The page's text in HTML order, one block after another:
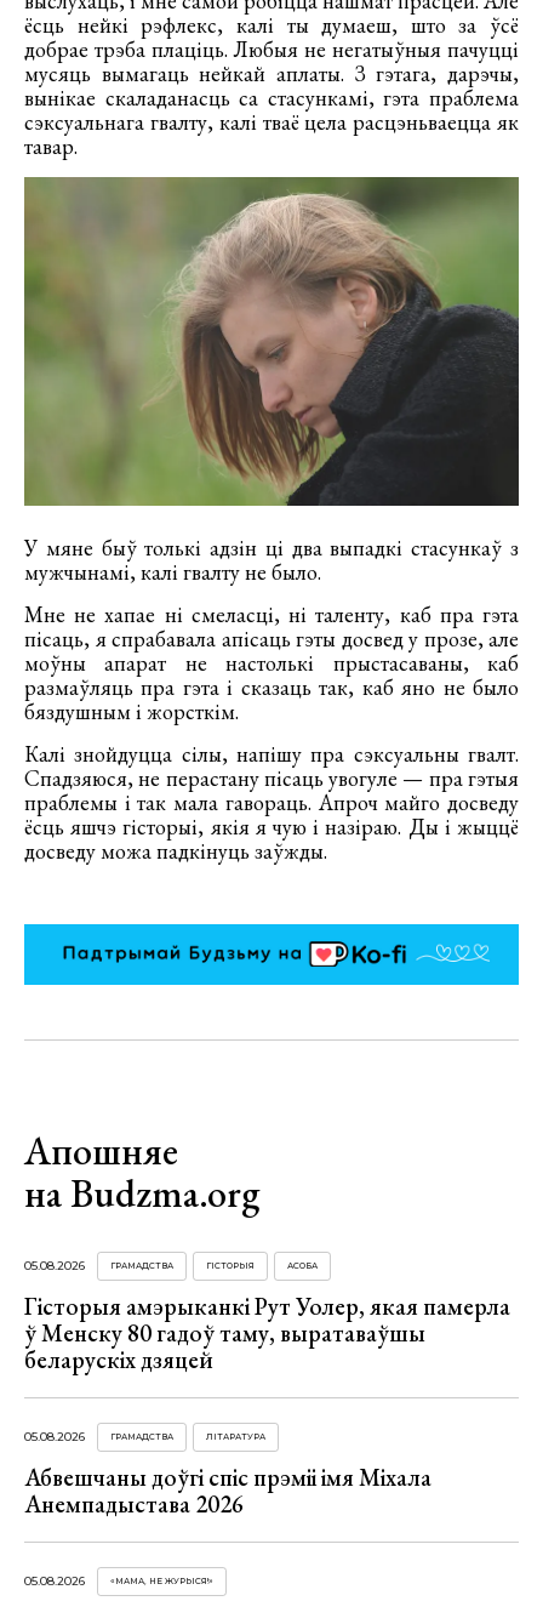
ёсць нейкі рэфлекс, калі ты думаеш, што за ўсё
добрае трэба плаціць. Любыя не негатыўныя пачуцці
мусяць вымагаць нейкай аплаты. З гэтага, дарэчы,
вынікае скаладанасць са стасункамі, гэта праблема
сэксуальнага гвалту, калі тваё цела расцэньваецца як
тавар.
У мяне быў толькі адзін ці два выпадкі стасункаў з
мужчынамі, калі гвалту не было.
Мне не хапае ні смеласці, ні таленту, каб пра гэта
пісаць, я спрабавала апісаць гэты досвед у прозе, але
моўны апарат не настолькі прыстасаваны, каб
размаўляць пра гэта і сказаць так, каб яно не было
бяздушным і жорсткім.
Калі знойдуцца сілы, напішу пра сэксуальны гвалт.
Спадзяюся, не перастану пісаць увогуле — пра гэтыя
праблемы і так мала гавораць. Апроч майго досведу
ёсць яшчэ гісторыі, якія я чую і назіраю. Ды і жыццё
досведу можа падкінуць заўжды.
Апошняе
на Budzma.org
05.08.2026 ГРАМАДСТВА ГІСТОРЫЯ АСОБА
Гісторыя амэрыканкі Рут Уолер, якая памерла
ў Менску 80 гадоў таму, выратаваўшы
беларускіх дзяцей
05.08.2026 ГРАМАДСТВА ЛІТАРАТУРА
Абвешчаны доўгі спіс прэміі імя Міхала
Анемпадыстава 2026
05.08.2026 «МАМА, НЕ ЖУРЫСЯ!»